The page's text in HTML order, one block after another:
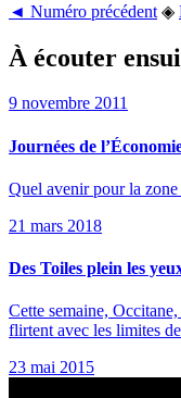
◄ Numéro précédent ◈
À écouter
9 novembre 2011
Journées de
Quel avenir pour la zone
21 mars 2018
Des Toiles plein les
Cette semaine,
flirtent avec les limites
23 mai 2015